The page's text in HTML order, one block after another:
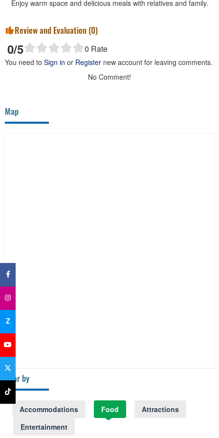
Enjoy warm space and delicious meals with relatives and family.
Review and Evaluation (0)
0/5 0 Rate
You need to Sign in or Register new account for leaving comments.
No Comment!
Map
Near by
Accommodations Food
Attractions
Entertainment
×
Z